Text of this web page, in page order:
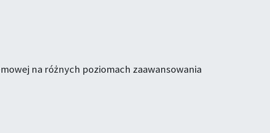
na różnych poziomach zaawansowania